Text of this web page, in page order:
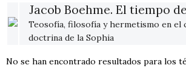
Jacob Boehme. El tiempo
Teosofía, filosofía y hermetismo en el
doctrina de la Sophia
No se han encontrado resultados para los